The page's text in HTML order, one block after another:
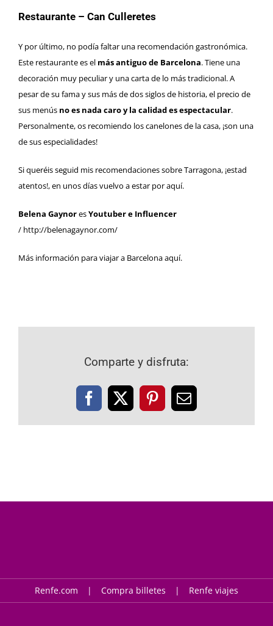
Restaurante – Can Culleretes
Y por último, no podía faltar una recomendación gastronómica.
Este restaurante es el más antiguo de Barcelona. Tiene una
decoración muy peculiar y una carta de lo más tradicional. A
pesar de su fama y sus más de dos siglos de historia, el precio de
sus menús no es nada caro y la calidad es espectacular.
Personalmente, os recomiendo los canelones de la casa, ¡son una
de sus especialidades!
Si queréis seguid mis recomendaciones sobre Tarragona, ¡estad
atentos!, en unos días vuelvo a estar por aquí.
Belena GaynoresYoutuber e Influencer
/ http://belenagaynor.com/
Más información para viajar a Barcelonaaquí.
Comparte y disfruta:
Facebook
X PinterestCorreo
Renfe.com Compra billetes Renfe viajes